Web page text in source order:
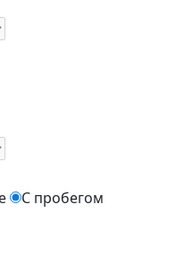
С пробегом